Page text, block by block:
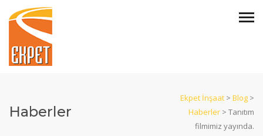
Haberler
Ekpet İnşaat > Blog >
Haberler > Tanıtım
filmimiz yayında.